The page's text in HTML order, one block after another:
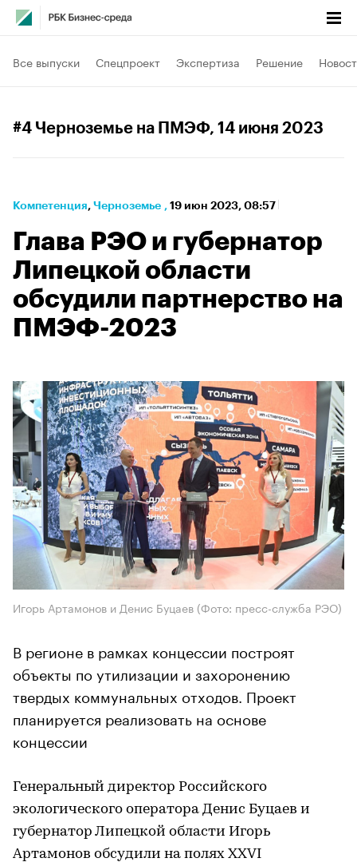
Все выпуски Спецпроект Экспертиза Решение
#4 Черноземье на ПМЭФ, 14 июня 2023
Компетенция⁠, Черноземье , 19 июн 2023, 08:57
Глава РЭО и губернатор
Липецкой области
обсудили партнерство на
ПМЭФ-2023
Игорь Артамонов и Денис Буцаев (Фото: пресс-служба РЭО)
В регионе в рамках концессии построят
объекты по утилизации и захоронению
твердых коммунальных отходов. Проект
планируется реализовать на основе
концессии
Генеральный директор Российского
экологического оператора Денис Буцаев и
губернатор Липецкой области Игорь
Артамонов обсудили на полях XXVI